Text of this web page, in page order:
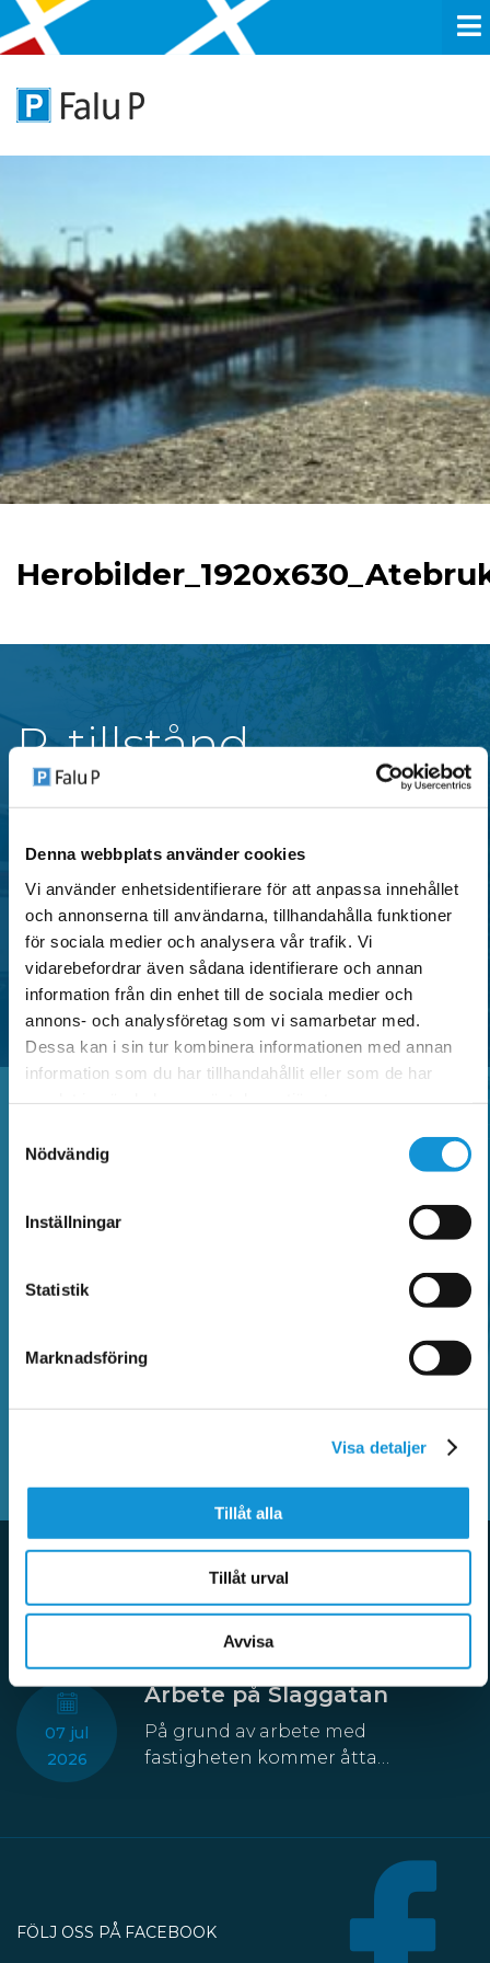
Denna webbplats använder cookies
Vi använder enhetsidentifierare för att anpassa innehållet
och annonserna till användarna, tillhandahålla funktioner
för sociala medier och analysera vår trafik. Vi
vidarebefordrar även sådana identifierare och annan
information från din enhet till de sociala medier och
annons- och analysföretag som vi samarbetar med.
Dessa kan i sin tur kombinera informationen med annan
information som du har tillhandahållit eller som de har
Nödvändig
Inställningar
Statistik
Marknadsföring
Visa detaljer
Tillåt alla
Tillåt urval
Avvisa
P-tillstånd
centrala områden i Falun, anpassade för både
privatpersoner och verksamheter.
SE OMRÅDEN MED P-TILLSTÅND
Vanliga frågor
Sök bland vanliga frågor och hitta information
SÖK BLAND VANLIGA FRÅGOR
Aktuellt
07 jul
2026
Arbete på Slaggatan
På grund av arbete med
fastigheten kommer åtta
nordöstra sidan av Slaggatan
enligt kartbilden här ovan får
fordon inte stannas eller parkeras
under perioden 13 juli till 30
oktober.
FÖLJ OSS PÅ FACEBOOK